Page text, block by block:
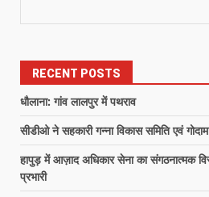
RECENT POSTS
धौलाना: गांव लालपुर में पथराव
सीडीओ ने सहकारी गन्ना विकास समिति एवं गोदाम
हापुड़ में आज़ाद अधिकार सेना का संगठनात्मक
प्रभारी